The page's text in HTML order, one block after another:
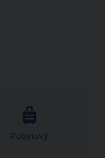
Pobytový